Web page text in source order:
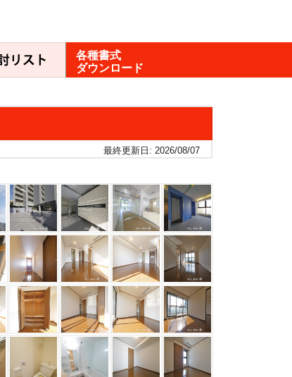
各種書式
ダウンロード
最終更新日: 2026/08/07